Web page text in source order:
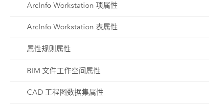
ArcInfo Workstation 项属性
ArcInfo Workstation 表属性
属性规则属性
BIM 文件工作空间属性
CAD 工程图数据集属性